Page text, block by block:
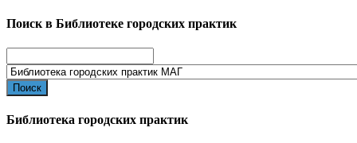
Поиск в Библиотеке городских практик
for:
Библиотека городских практик